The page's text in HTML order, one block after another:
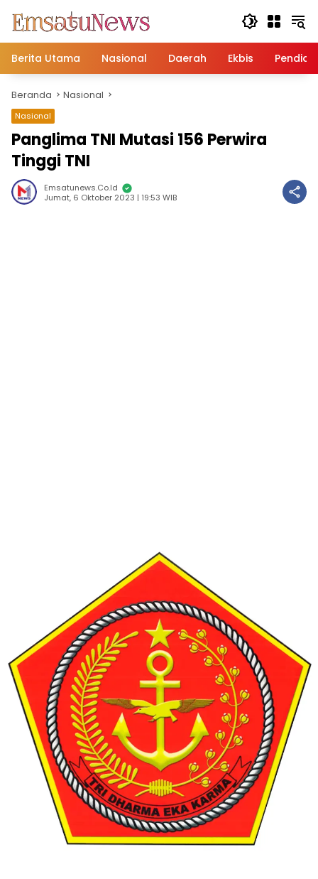
konten
Berita Utama
Nasional Daerah Ekbis
Beranda Nasional
Nasional
Panglima TNI Mutasi 156 Perwira
Tinggi TNI
Emsatunews.co.id
Jumat, 6 Oktober 2023 | 19:53 WIB